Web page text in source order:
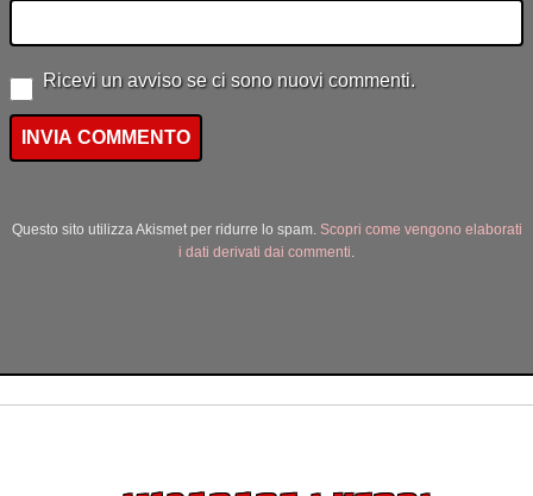
Ricevi un avviso se ci sono nuovi commenti.
Questo sito utilizza Akismet per ridurre lo spam. Scopri come vengono elaborati
i dati derivati dai commenti